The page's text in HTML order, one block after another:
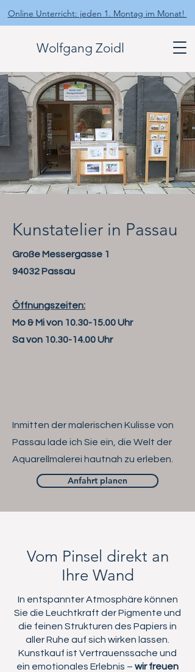
Online Unterricht: jeden 1. Montag im Monat!
Wolfgang Zoidl
Kunstatelier in Passau
​Große Messergasse 1
94032 Passau​​​​​​
Öffnungszeiten:
Mo & Mi von 10.30-15.00Uhr
Sa von 10.30-14.00Uhr
Inmitten der malerischen Kulisse von
Passau lade ich Sie ein, die Welt der
Aquarellmalerei hautnah zu erleben.
Anfahrt planen
Vom Pinsel direkt an
Ihre Wand
In entspannter Atmosphäre können
Sie die Leuchtkraft der Pigmente und
die feinen Strukturen des Papiers in
aller Ruhe auf sich wirken lassen.
Kunstkauf ist Vertrauenssache und
ein emotionales Erlebnis – wir freuen